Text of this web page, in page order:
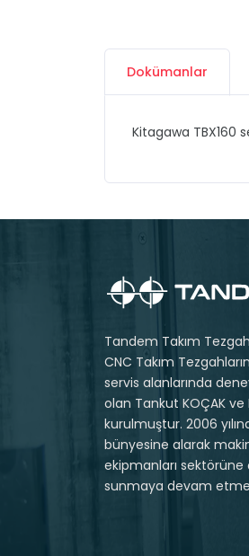
Dokümanlar
Kitagawa TBX160
Tandem Takım
CNC Takım
servis alanlarında
olan Tankut KOÇAK ve
kurulmuştur. 2006
bünyesine alarak
ekipmanları
sunmaya devam